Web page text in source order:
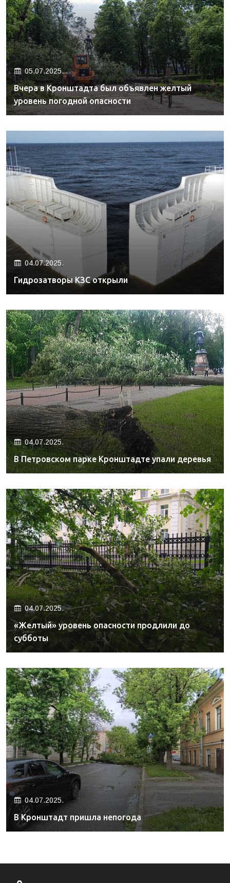
05.07.2025.
Вчера в Кронштадта был объявлен желтый
уровень погодной опасности
04.07.2025.
Гидрозатворы КЗС открыли
04.07.2025.
В Петровском парке Кронштадте упали деревья
04.07.2025.
«Желтый» уровень опасности продлили до
субботы
04.07.2025.
В Кронштадт пришла непогода